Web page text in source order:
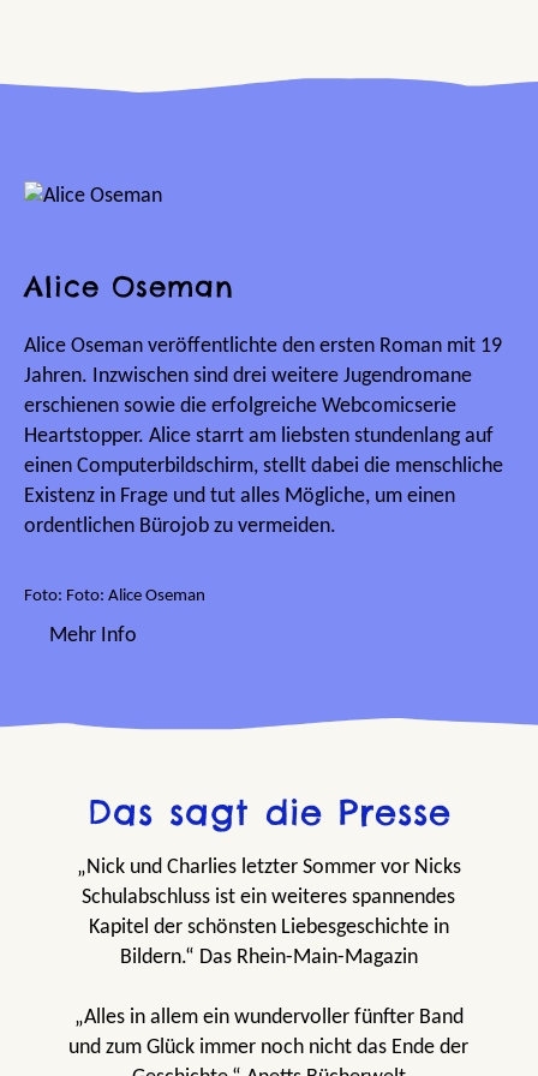
Alice Oseman
Alice Oseman veröffentlichte den ersten Roman mit 19
Jahren. Inzwischen sind drei weitere Jugendromane
erschienen sowie die erfolgreiche Webcomicserie
Heartstopper. Alice starrt am liebsten stundenlang auf
einen Computerbildschirm, stellt dabei die menschliche
Existenz in Frage und tut alles Mögliche, um einen
ordentlichen Bürojob zu vermeiden.
Foto: Foto: Alice Oseman
Mehr Info
Das sagt die Presse
„Nick und Charlies letzter Sommer vor Nicks
Schulabschluss ist ein weiteres spannendes
Kapitel der schönsten Liebesgeschichte in
Bildern.“ Das Rhein-Main-Magazin
„Alles in allem ein wundervoller fünfter Band
und zum Glück immer noch nicht das Ende der